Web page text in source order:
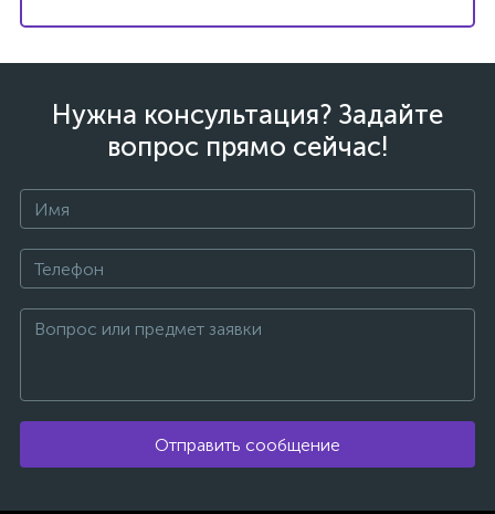
Нужна консультация? Задайте
вопрос прямо сейчас!
Отправить сообщение